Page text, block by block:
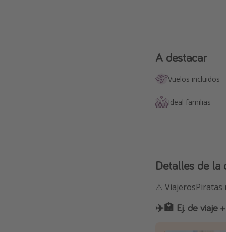
A destacar
Vuelos incluidos
Ideal familias
Detalles de la
⚠️ ViajerosPiratas
✈️🏩 Ej. de viaje